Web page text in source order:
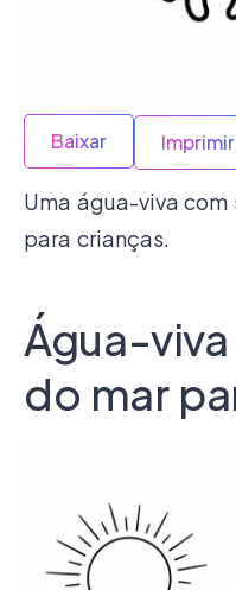
Baixar Imprimir
Uma água-viva
para crianças.
Água-
do mar